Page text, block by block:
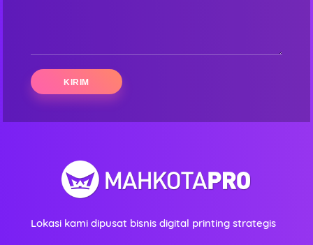
Lokasi kami dipusat bisnis digital printing strategis